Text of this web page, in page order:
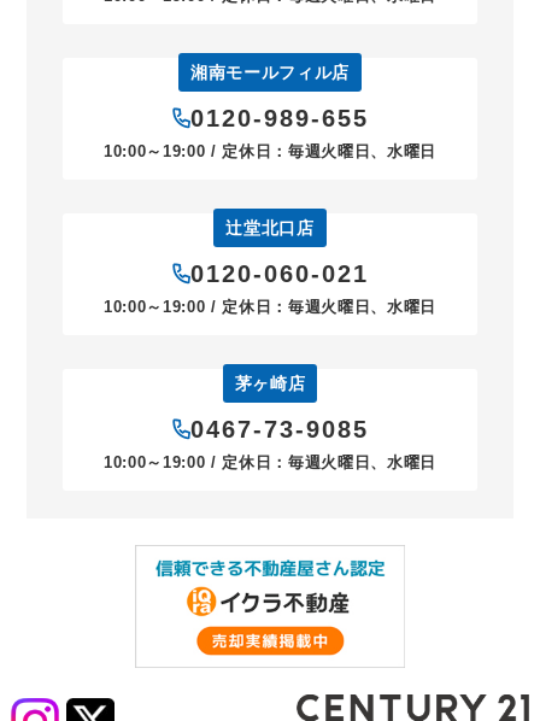
湘南モールフィル店
0120-989-655
10:00～19:00 / 定休日：毎週火曜日、水曜日
辻堂北口店
0120-060-021
10:00～19:00 / 定休日：毎週火曜日、水曜日
茅ヶ崎店
0467-73-9085
10:00～19:00 / 定休日：毎週火曜日、水曜日